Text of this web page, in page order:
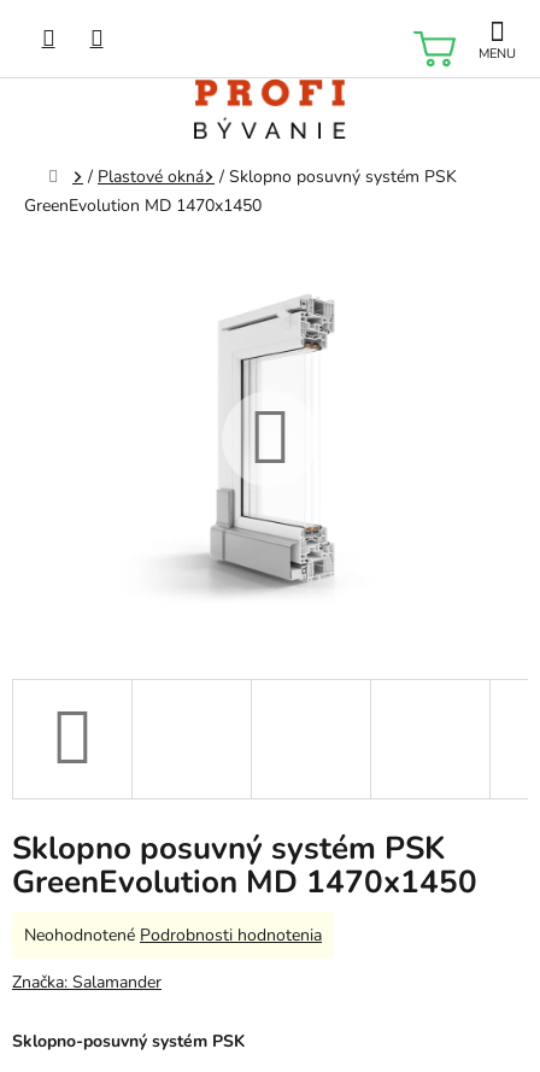
obsah
Domov
/ Plastové okná / Sklopno posuvný systém PSK
GreenEvolution MD 1470x1450
Sklopno posuvný systém PSK
GreenEvolution MD 1470x1450
Sklopno-posuvný systém PSK
Priemerné
produktu
z
Neohodnotené Podrobnosti hodnotenia
Značka: Salamander